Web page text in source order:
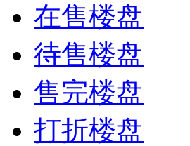
在售楼盘
待售楼盘
售完楼盘
打折楼盘